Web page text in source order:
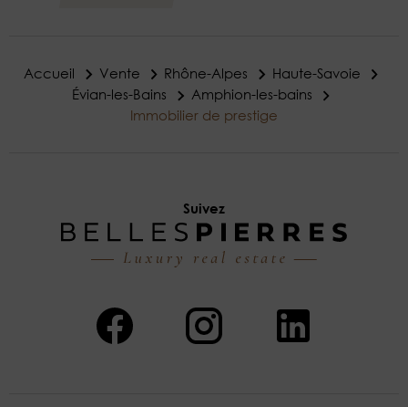
Accueil Vente Rhône-Alpes
Haute-Savoie
Évian-les-Bains
Amphion-les-bains
Immobilier de prestige
Suivez